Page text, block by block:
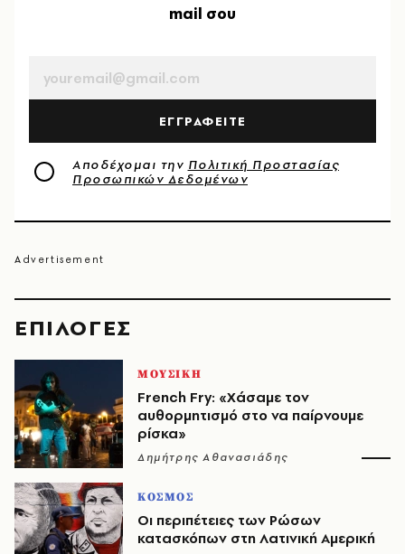
EΠΙΛΟΓΈΣ
ΜΟΥΣΙΚΗ
French Fry: «Χάσαμε τον
αυθορμητισμό στο να παίρνουμε
ρίσκα»
Δημήτρης Αθανασιάδης
ΚΟΣΜΟΣ
Οι περιπέτειες των Ρώσων
κατασκόπων στη Λατινική Αμερική
mail σου
ΕΓΓΡΑΦΕΙΤΕ
Αποδέχομαι την Πολιτική Προστασίας
Προσωπικών Δεδομένων